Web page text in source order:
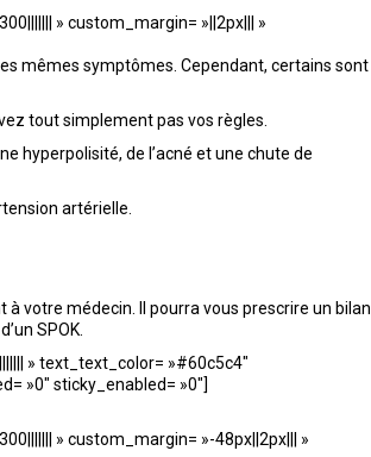
» custom_margin= »||2px||| »
mêmes symptômes. Cependant, certains sont
tout simplement pas vos règles.
hyperpolisité, de l’acné et une chute de
artérielle.
votre médecin. Il pourra vous prescrire un bilan
SPOK.
» text_text_color= »#60c5c4″
»0″ sticky_enabled= »0″]
» custom_margin= »-48px||2px||| »